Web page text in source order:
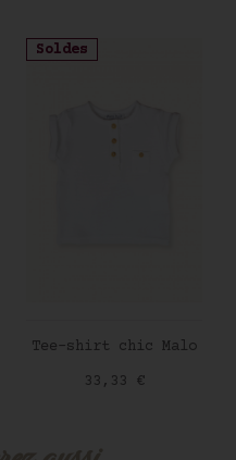
Soldes
AJOUTER AU PANIER
Tee-shirt chic Malo
Prix
33,33 €
commande !
générales